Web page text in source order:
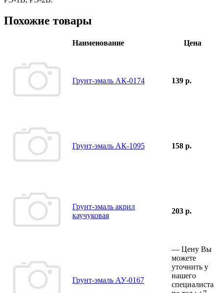
Похожие товары
Наименование Цена
Грунт-эмаль АК-0174 139 р.
Грунт-эмаль АК-1095 158 р.
Грунт-эмаль акрил
каучуковая
203 р.
Грунт-эмаль АУ-0167
— Цену Вы
можете
уточнить у
нашего
специалиста